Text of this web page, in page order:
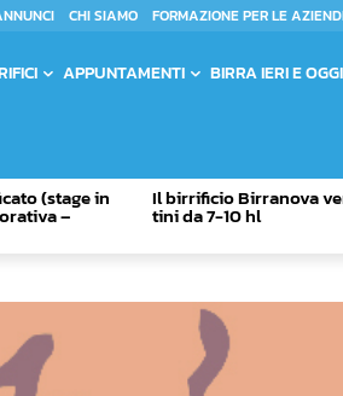
CHI SIAMO FORMAZIONE PER LE
APPUNTAMENTI BIRRA IERI E OGGI
(stage in
–
Il birrificio Birranova
tini da 7-10 hl